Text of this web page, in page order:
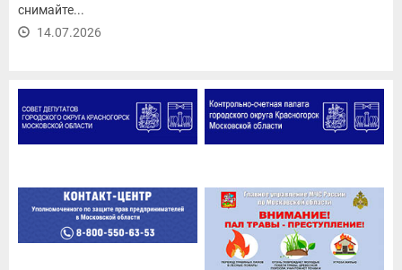
снимайте...
14.07.2026